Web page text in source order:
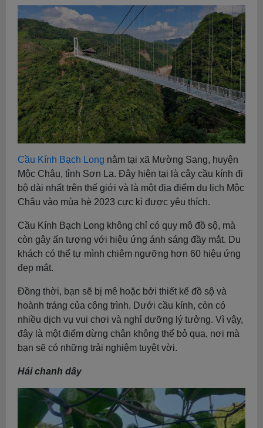
Cầu Kính Bạch Long nằm tại xã Mường Sang, huyện
Mộc Châu, tỉnh Sơn La. Đây hiện tại là cây cầu kính đi
bộ dài nhất trên thế giới và là một địa điểm du lịch Mộc
Châu vào mùa hè 2023 cực kì được yêu thích.
Cầu Kính Bạch Long không chỉ có quy mô đồ sộ, mà
còn gây ấn tượng với hiệu ứng ánh sáng đầy mắt. Du
khách có thể tự mình chiêm ngưỡng hơn 60 hiệu ứng
đẹp mắt.
Đồng thời, bạn sẽ bị mê hoặc bởi thiết kế đồ sộ và
hoành tráng của công trình. Dưới cầu kính, còn có
nhiều dịch vụ vui chơi và nghỉ dưỡng lý tưởng. Vì vậy,
đây là một điểm dừng chân không thể bỏ qua, nơi mà
bạn sẽ có những trải nghiệm tuyệt vời.
Hái chanh dây